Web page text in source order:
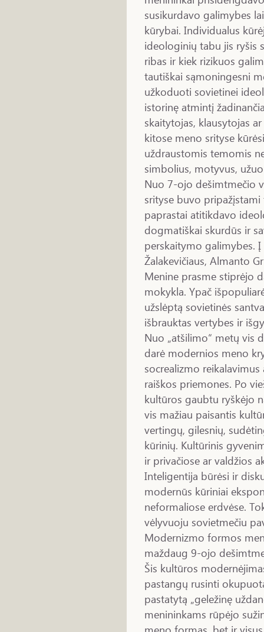
susikurdavo galimybes
kūrybai. Individualus
ideologinių tabu jis ryšis
ribas ir kiek rizikuos
tautiškai sąmoningesni
užkoduoti sovietinei
istorinę atmintį
skaitytojas, klausytojas
kitose meno srityse
uždraustomis temomis
simbolius, motyvus,
Nuo 7-ojo dešimtmečio
srityse buvo
paprastai atitikdavo
dogmatiškai skurdūs ir
perskaitymo galimybes.
Žalakevičiaus, Almanto
Menine prasme stiprėjo
mokykla. Ypač
užslėptą sovietinės
išbrauktas vertybes ir
Nuo „atšilimo“ metų vis
darė modernios meno
socrealizmo
raiškos priemones. Po
kultūros gaubtu ryškėjo
vis mažiau paisantis
vertingų, gilesnių,
kūrinių. Kultūrinis
ir privačiose ar valdžios
Inteligentija būrėsi ir
modernūs kūriniai
neformaliose erdvėse.
vėlyvuoju sovietmečiu
Modernizmo formos
maždaug 9-ojo
Šis kultūros
pastangų rusinti
pastatytą „geležinę
menininkams rūpėjo